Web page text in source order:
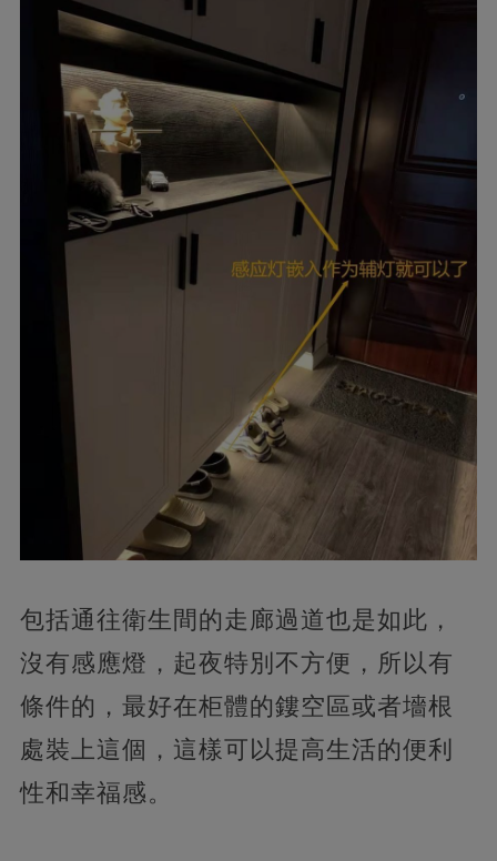
包括通往衛生間的走廊過道也是如此，
沒有感應燈，起夜特別不方便，所以有
條件的，最好在柜體的鏤空區或者墻根
處裝上這個，這樣可以提高生活的便利
性和幸福感。